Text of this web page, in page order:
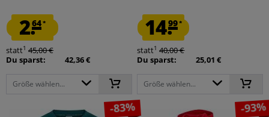
2.64*
statt1 45,00 €
Du sparst:
42,36 €
Größe wählen...
14.99*
statt1 40,00 €
Du sparst:
25,01 €
Größe wählen...
-83% -93%